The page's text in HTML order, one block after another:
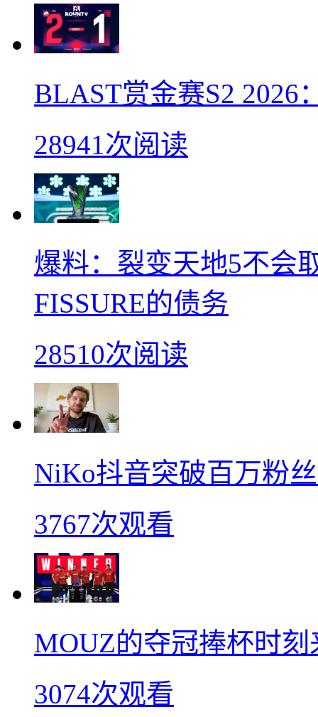
BLAST赏金赛S2 2026
28941次阅读
爆料：裂变天地5不会
FISSURE的债务
28510次阅读
NiKo抖音突破百万粉
3767次观看
MOUZ的夺冠捧杯时刻
3074次观看